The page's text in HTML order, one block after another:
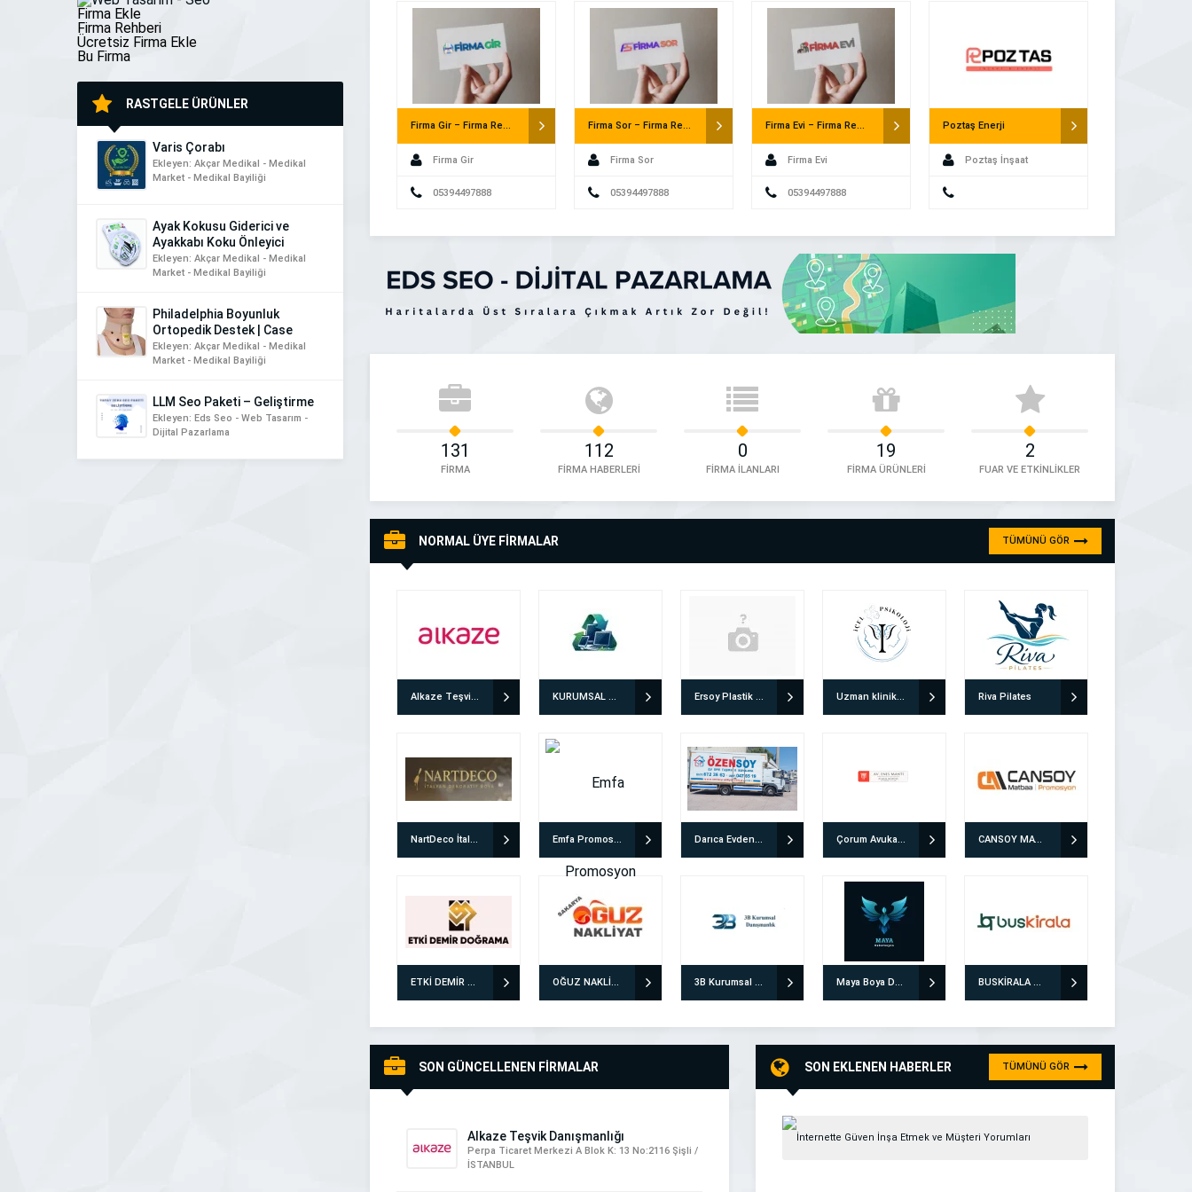
Mahkemesine dava açılamaz. Ayrıca usulüne
göre yürürlüğe […]
Firma Ekle
Firma Rehberi
Ücretsiz Firma Ekle
Bu Firma
RASTGELE ÜRÜNLER
Varis Çorabı
Ekleyen: Akçar Medikal - Medikal
Market - Medikal Bayiliği
Ayak Kokusu Giderici ve
Ayakkabı Koku Önleyici
Ekleyen: Akçar Medikal - Medikal
Market - Medikal Bayiliği
Philadelphia Boyunluk
Ortopedik Destek | Case
Ekleyen: Akçar Medikal - Medikal
Market - Medikal Bayiliği
LLM Seo Paketi – Geliştirme
Ekleyen: Eds Seo - Web Tasarım -
Dijital Pazarlama
Firma Gir – Firma Rehberi
Firma Gir
05394497888
Firma Sor – Firma Rehberi
Firma Sor
05394497888
Firma Evi – Firma Rehberi
Firma Evi
05394497888
Poztaş Enerji
Poztaş İnşaat
131
FİRMA
112
FİRMA HABERLERİ
0
FİRMA İLANLARI
19
FİRMA ÜRÜNLERİ
2
FUAR VE ETKİNLİKLER
NORMAL ÜYE FİRMALAR TÜMÜNÜ GÖR
Alkaze Teşvik Danışmanlığı KURUMSAL GERİ DÖNÜŞÜM Ersoy Plastik Ambalaj Uzman klinik Psikolog Doğuş Yılmaz Riva Pilates
NartDeco İtalyan Boya & İtalyan Sıva Uygulamaları Emfa Promosyon Darıca Evden Eve Nakliyat | Özensoy Bayramoğlu Çorum Avukat Enes Mantı CANSOY MATBAA PROMOSYON
ETKİ DEMİR DOĞRAMA OĞUZ NAKLİYAT EVDEN EVE NAKLİYAT 3B Kurumsal Danışmanlık ve İnsan Kaynakları Ltd. Şti. Maya Boya Dekorasyon BUSKİRALA ULAŞIM ÇÖZÜMLERİ
SON GÜNCELLENEN FİRMALAR
Alkaze Teşvik Danışmanlığı
Perpa Ticaret Merkezi A Blok K: 13 No:2116 Şişli /
İSTANBUL
SON EKLENEN HABERLER TÜMÜNÜ GÖR